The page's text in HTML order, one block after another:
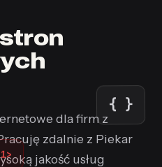
{ }
dla firm z
zdalnie z Piekar
jakość usług